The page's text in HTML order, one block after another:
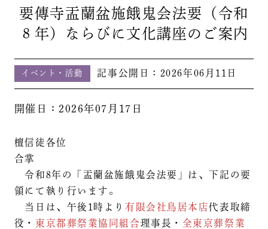
要傳寺盂蘭盆施餓鬼会法要（令和
８年）ならびに文化講座のご案内
イベント・活動 記事公開日： 2026年06月11日
開催日：2026年07月17日
檀信徒各位
合掌
令和8年の「盂蘭盆施餓鬼会法要」は、下記の要
領にて執り行います。
当日は、午後1時より 有限会社鳥居本店代表取締
役・ 東京都葬祭業協同組合理事長・ 全東京葬祭業